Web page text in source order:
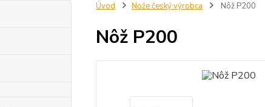
Úvod Nože český výrobca Nôž P200
Nôž P200